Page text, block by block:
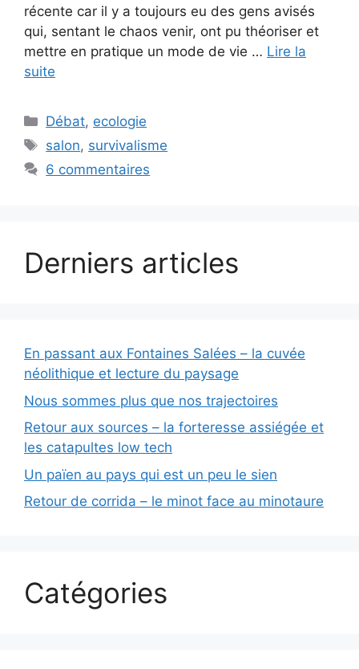
récente car il y a toujours eu des gens avisés
qui, sentant le chaos venir, ont pu théoriser et
mettre en pratique un mode de vie … Lire la
suite
Catégories
Débat, ecologie
Étiquettes
salon, survivalisme
6 commentaires
Derniers articles
En passant aux Fontaines Salées – la cuvée
néolithique et lecture du paysage
Nous sommes plus que nos trajectoires
Retour aux sources – la forteresse assiégée et
les catapultes low tech
Un païen au pays qui est un peu le sien
Retour de corrida – le minot face au minotaure
Catégories